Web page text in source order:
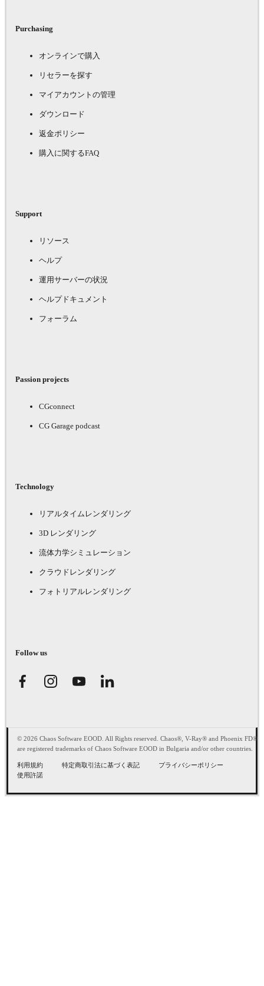
Purchasing
オンラインで購入
リセラーを探す
マイアカウントの管理
ダウンロード
返金ポリシー
購入に関するFAQ
Support
リソース
ヘルプ
運用サーバーの状況
ヘルプドキュメント
フォーラム
Passion projects
CGconnect
CG Garage podcast
Technology
リアルタイムレンダリング
3D レンダリング
流体力学シミュレーション
クラウドレンダリング
フォトリアルレンダリング
Follow us
© 2026 Chaos Software EOOD. All Rights reserved. Chaos®, V-Ray® and Phoenix FD®
are registered trademarks of Chaos Software EOOD in Bulgaria and/or other countries.
利用規約 特定商取引法に基づく表記
プライバシーポリシー
使用許諾